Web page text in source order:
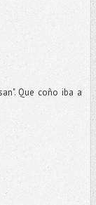
Que coño iba a